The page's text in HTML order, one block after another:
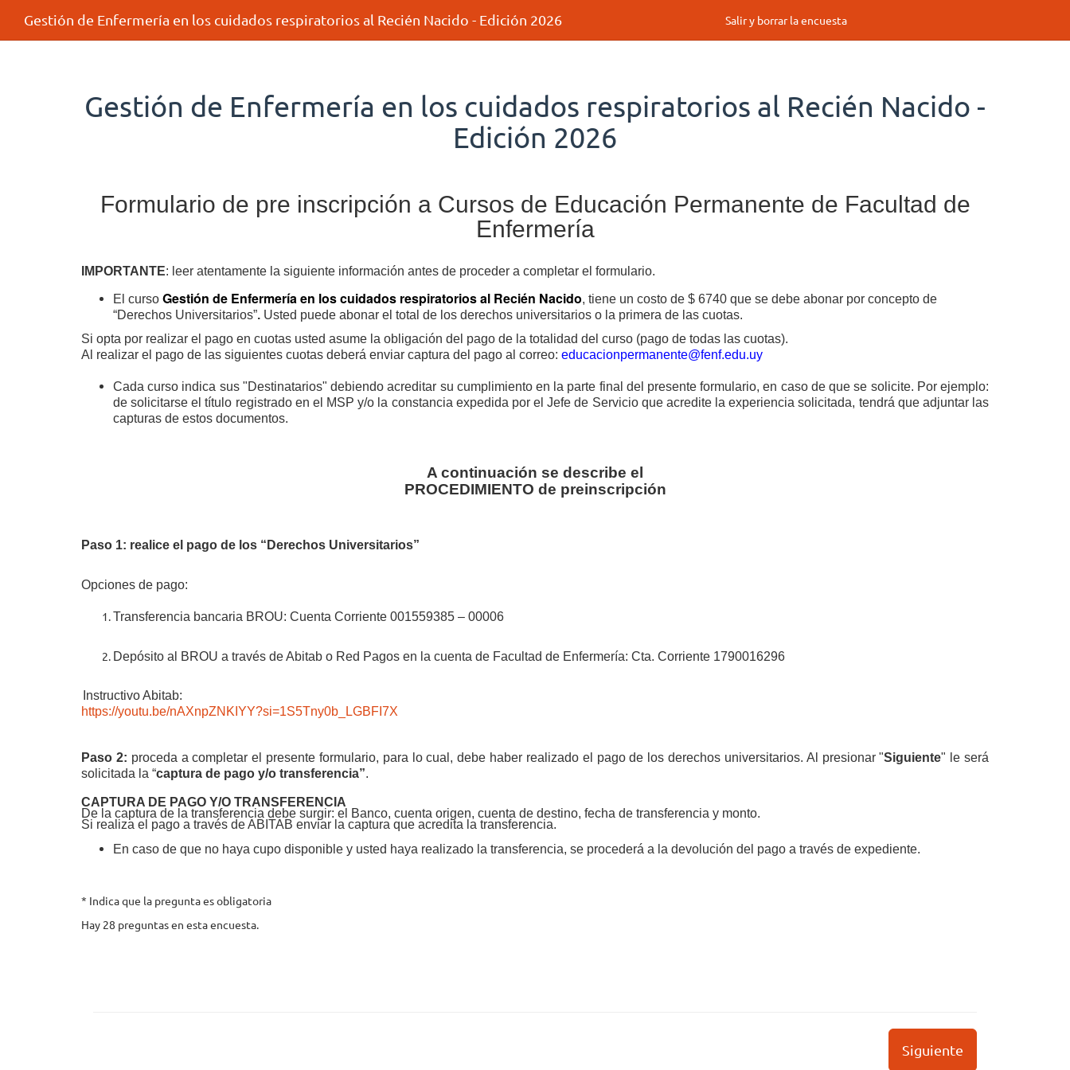
Gestión de Enfermería en los cuidados respiratorios al Recién Nacido - Edición 2026 Salir y borrar la encuesta
Gestión de Enfermería en los cuidados respiratorios al Recién Nacido -
Edición 2026
Formulario de pre inscripción a Cursos de Educación Permanente de Facultad de
Enfermería
IMPORTANTE: leer atentamente la siguiente información antes de proceder a completar el formulario.
El curso Gestión de Enfermería en los cuidados respiratorios al Recién Nacido, tiene un costo de $ 6740 que se debe abonar por concepto de
“Derechos Universitarios”. Usted puede abonar el total de los derechos universitarios o la primera de las cuotas.
Si opta por realizar el pago en cuotas usted asume la obligación del pago de la totalidad del curso (pago de todas las cuotas).
Al realizar el pago de las siguientes cuotas deberá enviar captura del pago al correo: educacionpermanente@fenf.edu.uy
Cada curso indica sus "Destinatarios" debiendo acreditar su cumplimiento en la parte final del presente formulario, en caso de que se solicite. Por ejemplo:
de solicitarse el título registrado en el MSP y/o la constancia expedida por el Jefe de Servicio que acredite la experiencia solicitada, tendrá que adjuntar las
capturas de estos documentos.
A continuación se describe el
PROCEDIMIENTO de preinscripción
Paso 1: realice el pago de los “Derechos Universitarios”
Opciones de pago:
Transferencia bancaria BROU: Cuenta Corriente 001559385 – 00006
Depósito al BROU a través de Abitab o Red Pagos en la cuenta de Facultad de Enfermería: Cta. Corriente 1790016296
Instructivo Abitab:
https://youtu.be/nAXnpZNKIYY?si=1S5Tny0b_LGBFI7X
Paso 2: proceda a completar el presente formulario, para lo cual, debe haber realizado el pago de los derechos universitarios. Al presionar "Siguiente" le será
solicitada la “captura de pago y/o transferencia”.
CAPTURA DE PAGO Y/O TRANSFERENCIA
De la captura de la transferencia debe surgir: el Banco, cuenta origen, cuenta de destino, fecha de transferencia y monto.
Si realiza el pago a través de ABITAB enviar la captura que acredita la transferencia.
En caso de que no haya cupo disponible y usted haya realizado la transferencia, se procederá a la devolución del pago a través de expediente.
* Indica que la pregunta es obligatoria
Hay 28 preguntas en esta encuesta.
Siguiente